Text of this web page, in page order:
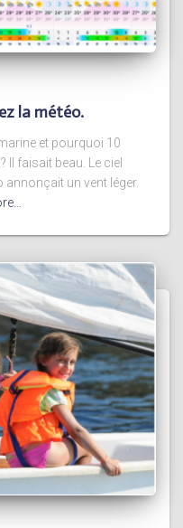
la météo.
et pourquoi 10
Il faisait beau. Le ciel
annonçait un vent léger.